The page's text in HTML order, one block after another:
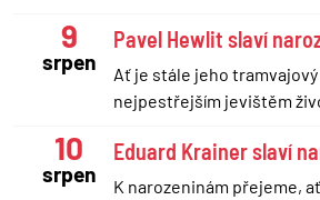
9
srpen
Pavel Hewlit slaví
Ať je stále jeho tramvajový
nejpestřejším jevištěm
10
srpen
Eduard Krainer slaví
K narozeninám přejeme,